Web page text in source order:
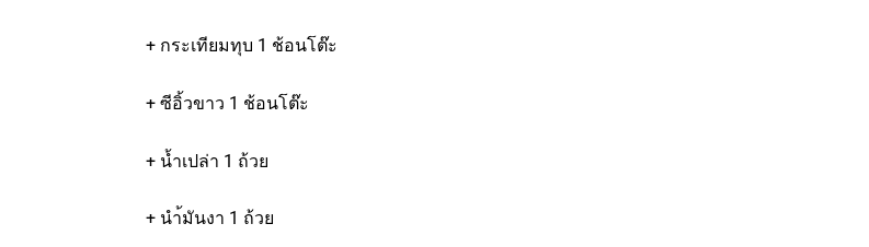
+ กระเทียมทุบ 1 ช้อนโต๊ะ
+ ซีอิ้วขาว 1 ช้อนโต๊ะ
+ น้ำเปล่า 1 ถ้วย
+ นำ้มันงา 1 ถ้วย